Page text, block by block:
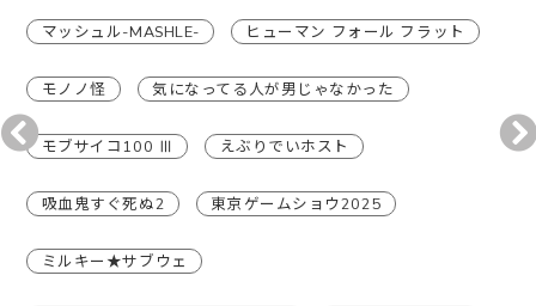
マッシュル-MASHLE- ヒューマン フォール フラット
モノノ怪 気になってる人が男じゃなかった
モブサイコ100 Ⅲ えぶりでいホスト
吸血鬼すぐ死ぬ2 東京ゲームショウ2025
ミルキー★サブウェ